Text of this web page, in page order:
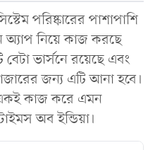
পরিষ্কারের পাশাপাশি
অ্যাপ নিয়ে কাজ করছে
বেটা ভার্সনে রয়েছে এবং
জন্য এটি আনা হবে।
একই কাজ করে এমন
অব ইন্ডিয়া।